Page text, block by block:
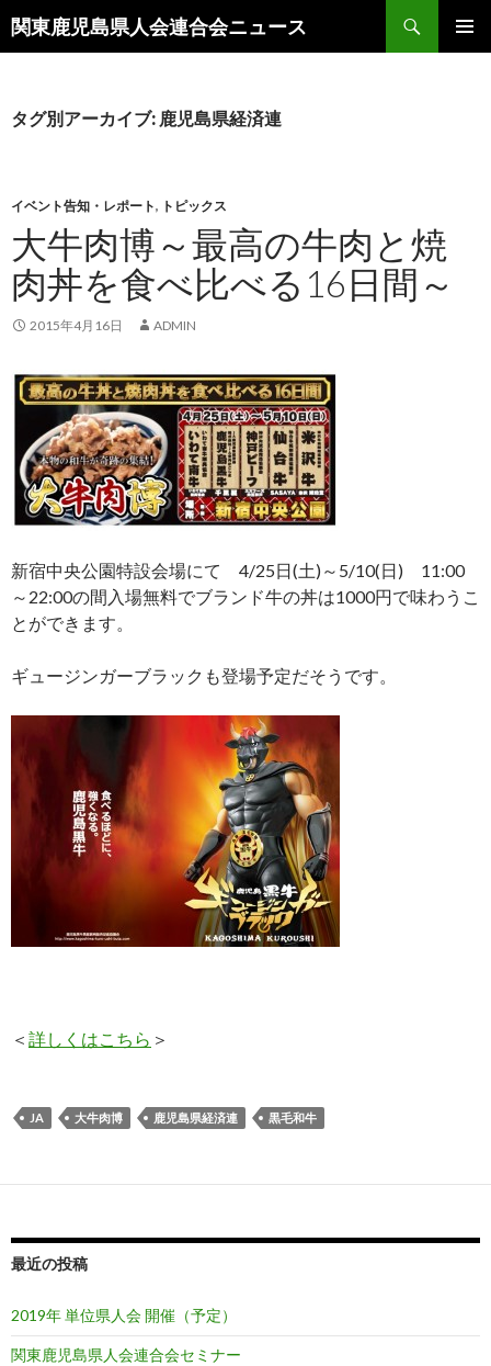
関東鹿児島県人会連合会ニュース
検
索
ン
動
タグ別アーカイブ: 鹿児島県経済連
イベント告知・レポート, トピックス
大牛肉博～最高の牛肉と焼
肉丼を食べ比べる16日間～
2015年4月16日 ADMIN
新宿中央公園特設会場にて 4/25日(土)～5/10(日) 11:00
～22:00の間入場無料でブランド牛の丼は1000円で味わうこ
とができます。
ギュージンガーブラックも登場予定だそうです。
＜ 詳しくはこちら ＞
JA 大牛肉博 鹿児島県経済連 黒毛和牛
最近の投稿
2019年 単位県人会 開催（予定）
関東鹿児島県人会連合会セミナー